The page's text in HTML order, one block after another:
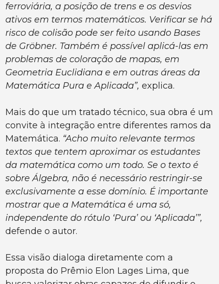
ferroviária, a posição de trens e os desvios
ativos em termos matemáticos. Verificar se há
risco de colisão pode ser feito usando Bases
de Gröbner. Também é possível aplicá-las em
problemas de coloração de mapas, em
Geometria Euclidiana e em outras áreas da
Matemática Pura e Aplicada”, explica.
Mais do que um tratado técnico, sua obra é um
convite à integração entre diferentes ramos da
Matemática. “Acho muito relevante termos
textos que tentem aproximar os estudantes
da matemática como um todo. Se o texto é
sobre Álgebra, não é necessário restringir-se
exclusivamente a esse domínio. É importante
mostrar que a Matemática é uma só,
independente do rótulo ‘Pura’ ou ‘Aplicada’”,
defende o autor.
Essa visão dialoga diretamente com a
proposta do Prêmio Elon Lages Lima, que